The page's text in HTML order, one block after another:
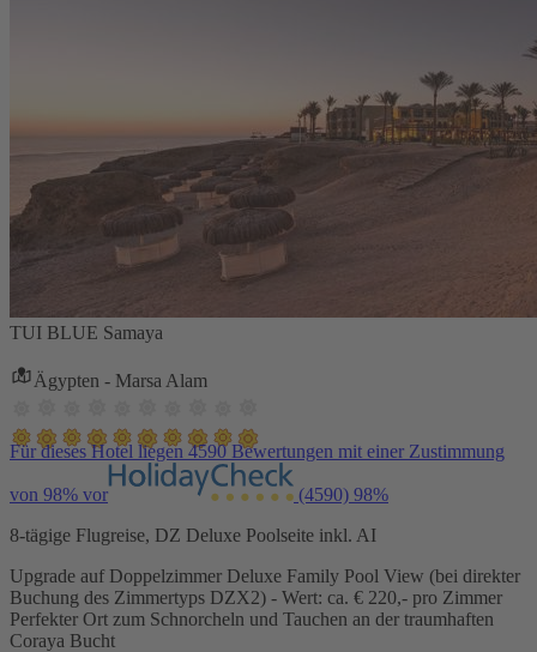
TUI BLUE Samaya
Ägypten - Marsa Alam
Für dieses Hotel liegen 4590 Bewertungen mit einer Zustimmung
von 98% vor (4590) 98%
8-tägige Flugreise, DZ Deluxe Poolseite inkl. AI
Upgrade auf Doppelzimmer Deluxe Family Pool View (bei direkter
Buchung des Zimmertyps DZX2) - Wert: ca. € 220,- pro Zimmer
Perfekter Ort zum Schnorcheln und Tauchen an der traumhaften
Coraya Bucht